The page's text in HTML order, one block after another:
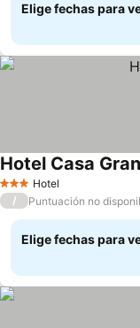
Elige fechas para
3 Estrellas
Hotel
Hotel Casa
/ Puntuación no
Elige fechas para